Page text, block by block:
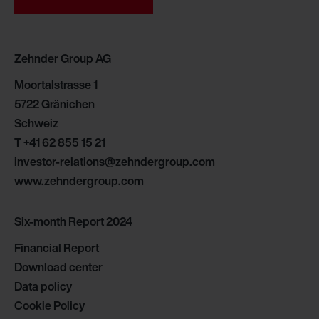
Zehnder Group Sales International: Privacy Policy
Zehnder Group UK Limited: Privacy Policy
Zehnder Group AG
Moortalstrasse 1
5722 Gränichen
Schweiz
T+41 62 855 15 21
investor-relations@zehndergroup.com
www.zehndergroup.com
Six-month Report 2024
Financial Report
Download center
Data policy
Cookie Policy